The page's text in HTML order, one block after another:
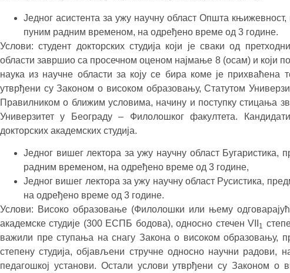
Једног асистента за ужу научну област Општа
пуним радним временом, на одређено време од 3 године.
Услови: студент докторских студија који је сваки од
области завршио са просечном оценом најмање 8 (осам) и који
наука из научне области за коју се бира коме је прихваћена
утврђени су Законом о високом образовању, Статутом
Правилником о ближим условима, начину и поступку стицања
Универзитет у Београду – Филолошког факултета.
докторских академских студија.
Једног вишег лектора за ужу научну област Бугаристика,
радним временом, на одређено време од 3 године,
Једног вишег лектора за ужу научну област Русистика,
на одређено време од 3 године.
Услови: Високо образовање (Филолошки или њему
академске студије (300 ЕСПБ бодова), односно стечен VII
1
важили пре ступања на снагу Закона о високом образовању,
степену студија, објављени стручне односно научни радови,
педагошкој установи. Остали услови утврђени су Законoм о